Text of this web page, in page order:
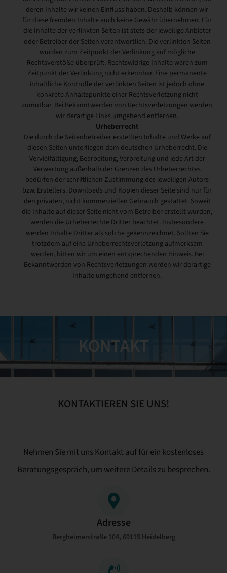
deren Inhalte wir keinen Einfluss haben. Deshalb können wir
für diese fremden Inhalte auch keine Gewähr übernehmen. Für
die Inhalte der verlinkten Seiten ist stets der jeweilige Anbieter
oder Betreiber der Seiten verantwortlich. Die verlinkten Seiten
wurden zum Zeitpunkt der Verlinkung auf mögliche
Rechtsverstöße überprüft. Rechtswidrige Inhalte waren zum
Zeitpunkt der Verlinkung nicht erkennbar. Eine permanente
inhaltliche Kontrolle der verlinkten Seiten ist jedoch ohne
konkrete Anhaltspunkte einer Rechtsverletzung nicht
zumutbar. Bei Bekanntwerden von Rechtsverletzungen werden
wir derartige Links umgehend entfernen.
Urheberrecht
Die durch die Seitenbetreiber erstellten Inhalte und Werke auf
diesen Seiten unterliegen dem deutschen Urheberrecht. Die
Vervielfältigung, Bearbeitung, Verbreitung und jede Art der
Verwertung außerhalb der Grenzen des Urheberrechtes
bedürfen der schriftlichen Zustimmung des jeweiligen Autors
bzw. Erstellers. Downloads und Kopien dieser Seite sind nur für
den privaten, nicht kommerziellen Gebrauch gestattet. Soweit
die Inhalte auf dieser Seite nicht vom Betreiber erstellt wurden,
werden die Urheberrechte Dritter beachtet. Insbesondere
werden Inhalte Dritter als solche gekennzeichnet. Sollten Sie
trotzdem auf eine Urheberrechtsverletzung aufmerksam
werden, bitten wir um einen entsprechenden Hinweis. Bei
Bekanntwerden von Rechtsverletzungen werden wir derartige
Inhalte umgehend entfernen.
KONTAKT
KONTAKTIEREN SIE UNS!
Nehmen Sie mit uns Kontakt auf für ein kostenloses
Beratungsgespräch, um weitere Details zu besprechen.
Adresse
Bergheimerstraße 104, 69115 Heidelberg